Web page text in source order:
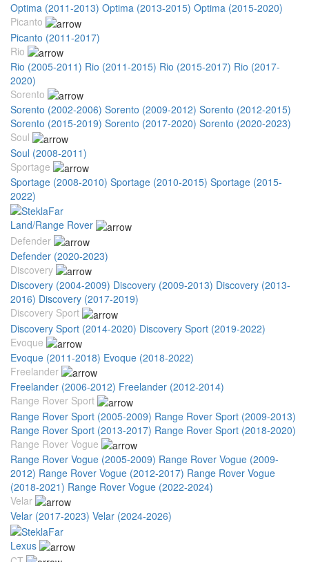
Optima (2011-2013) Optima (2013-2015) Optima (2015-2020)
Picanto
Picanto (2011-2017)
Rio
Rio (2005-2011) Rio (2011-2015) Rio (2015-2017) Rio (2017-
2020)
Sorento
Sorento (2002-2006) Sorento (2009-2012) Sorento (2012-2015)
Sorento (2015-2019) Sorento (2017-2020) Sorento (2020-2023)
Soul
Soul (2008-2011)
Sportage
Sportage (2008-2010) Sportage (2010-2015) Sportage (2015-
2022)
Land/Range Rover
Defender
Defender (2020-2023)
Discovery
Discovery (2004-2009) Discovery (2009-2013) Discovery (2013-
2016) Discovery (2017-2019)
Discovery Sport
Discovery Sport (2014-2020) Discovery Sport (2019-2022)
Evoque
Evoque (2011-2018) Evoque (2018-2022)
Freelander
Freelander (2006-2012) Freelander (2012-2014)
Range Rover Sport
Range Rover Sport (2005-2009) Range Rover Sport (2009-2013)
Range Rover Sport (2013-2017) Range Rover Sport (2018-2020)
Range Rover Vogue
Range Rover Vogue (2005-2009) Range Rover Vogue (2009-
2012) Range Rover Vogue (2012-2017) Range Rover Vogue
(2018-2021) Range Rover Vogue (2022-2024)
Velar
Velar (2017-2023) Velar (2024-2026)
Lexus